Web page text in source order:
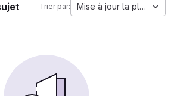
Trier par: Mise à jour la plus